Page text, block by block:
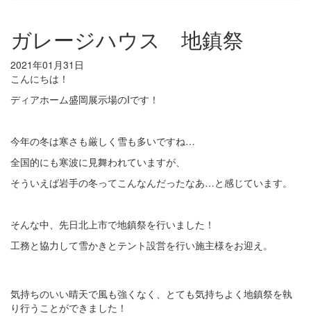
ガレージハウス 地鎮祭
2021年01月31日
こんにちは！
ディアホーム盛岡展示場のIです！
今年の冬は寒さも厳しく雪も多いですね…
全国的にも寒波に見舞われていますが、
そういえば岩手の冬ってこんなんだったなあ…と感じています。
そんな中、先日北上市で地鎮祭を行いました！
工務と協力して雪かきとテント設営を行い施主様をお迎え。
気持ちのいい晴天で風も強くなく、とても気持ちよく地鎮祭を執
り行うことができました！